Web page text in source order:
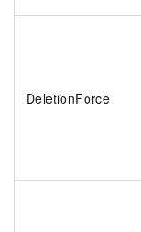
DeletionForce